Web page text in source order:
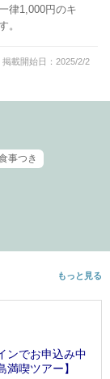
律1,000円のキ
。
掲載開始日：2025/2/2
事つき
もっと見る
ンでお申込み中
喫ツアー】